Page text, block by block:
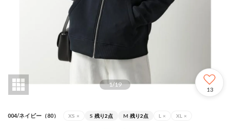
1/19
13
004/ネイビー（80） XS × S 残り2点 M 残り2点 L × XL ×